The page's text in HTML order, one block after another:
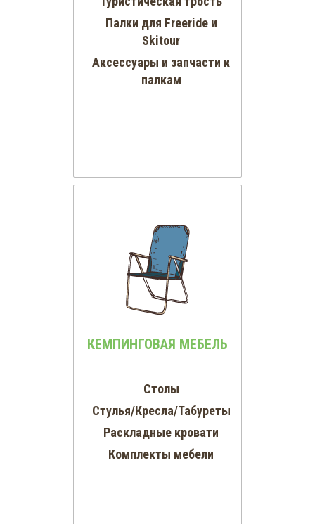
Палки для Freeride и
Skitour
Аксессуары и запчасти к
палкам
КЕМПИНГОВАЯ МЕБЕЛЬ
Столы
Стулья/Кресла/Табуреты
Раскладные кровати
Комплекты мебели